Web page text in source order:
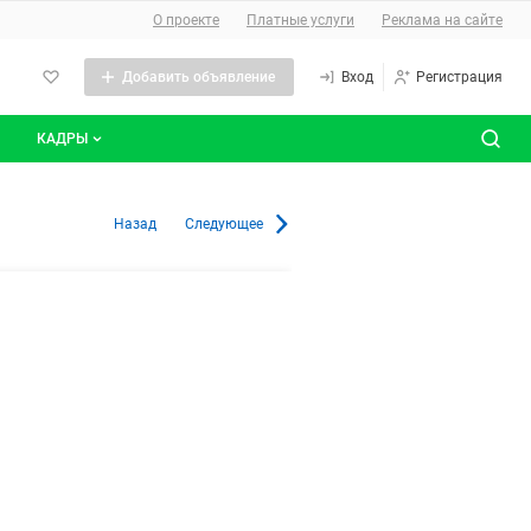
О сайте
О проекте Платные услуги Реклама на сайте
Добавить объявление Вход Регистрация
КАДРЫ
в Краснодаре и
Назад Следующее